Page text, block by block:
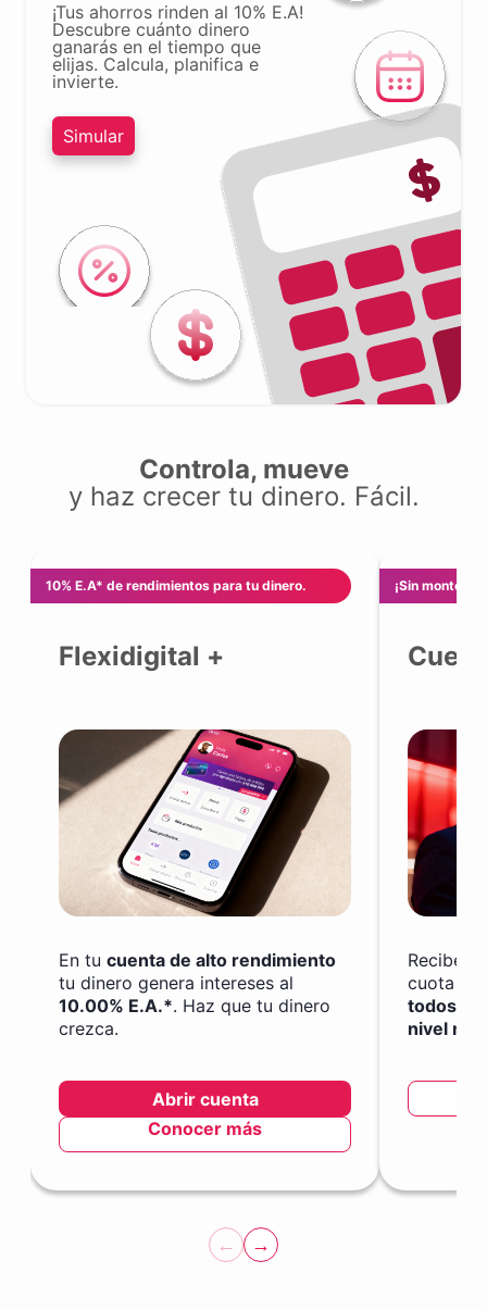
¡Tus ahorros rinden al 10% E.A!
Descubre cuánto dinero
ganarás en el tiempo que
elijas. Calcula, planifica e
invierte.
Simular
Controla, mueve
y haz crecer tu dinero. Fácil.
10% E.A* de rendimientos para tu dinero.
Flexidigital +
En tu cuenta de alto rendimiento
tu dinero genera intereses al
10.00% E.A.*. Haz que tu dinero
crezca.
Abrir cuenta
Conocer más
¡Sin monto
Recibe
cuota
todos
nivel
← →